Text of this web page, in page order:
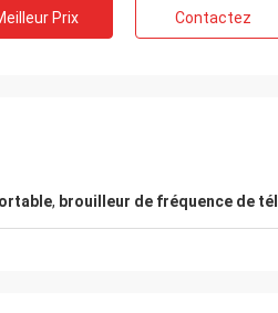
Prix Contactez
, brouilleur de fréquence de